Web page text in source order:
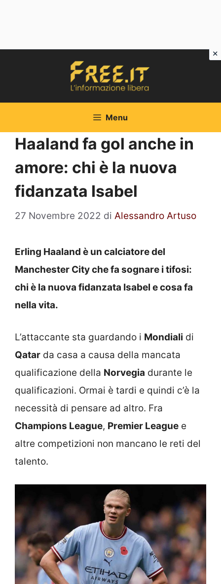
Menu
Haaland fa gol anche in
amore: chi è la nuova
fidanzata Isabel
27 Novembre 2022 di Alessandro Artuso
Erling Haaland è un calciatore del
Manchester City che fa sognare i tifosi:
chi è la nuova fidanzata Isabel e cosa fa
nella vita.
L’attaccante sta guardando i Mondiali di
Qatar da casa a causa della mancata
qualificazione della Norvegia durante le
qualificazioni. Ormai è tardi e quindi c’è la
necessità di pensare ad altro. Fra
Champions League, Premier League e
altre competizioni non mancano le reti del
talento.